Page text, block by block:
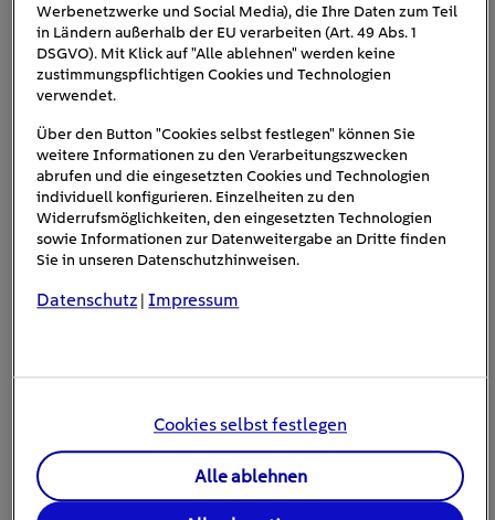
#Modernisieren und Bauen
Strom clever verbinden
Werbenetzwerke und Social Media), die Ihre Daten zum Teil
in Ländern außerhalb der EU verarbeiten (Art. 49 Abs. 1
DSGVO). Mit Klick auf "Alle ablehnen" werden keine
zustimmungspflichtigen Cookies und Technologien
verwendet.
Über den Button "Cookies selbst festlegen" können Sie
weitere Informationen zu den Verarbeitungszwecken
abrufen und die eingesetzten Cookies und Technologien
individuell konfigurieren. Einzelheiten zu den
Widerrufsmöglichkeiten, den eingesetzten Technologien
sowie Informationen zur Datenweitergabe an Dritte finden
Sie in unseren Datenschutzhinweisen.
Datenschutz |Impressum
Cookies selbst festlegen
Alle ablehnen